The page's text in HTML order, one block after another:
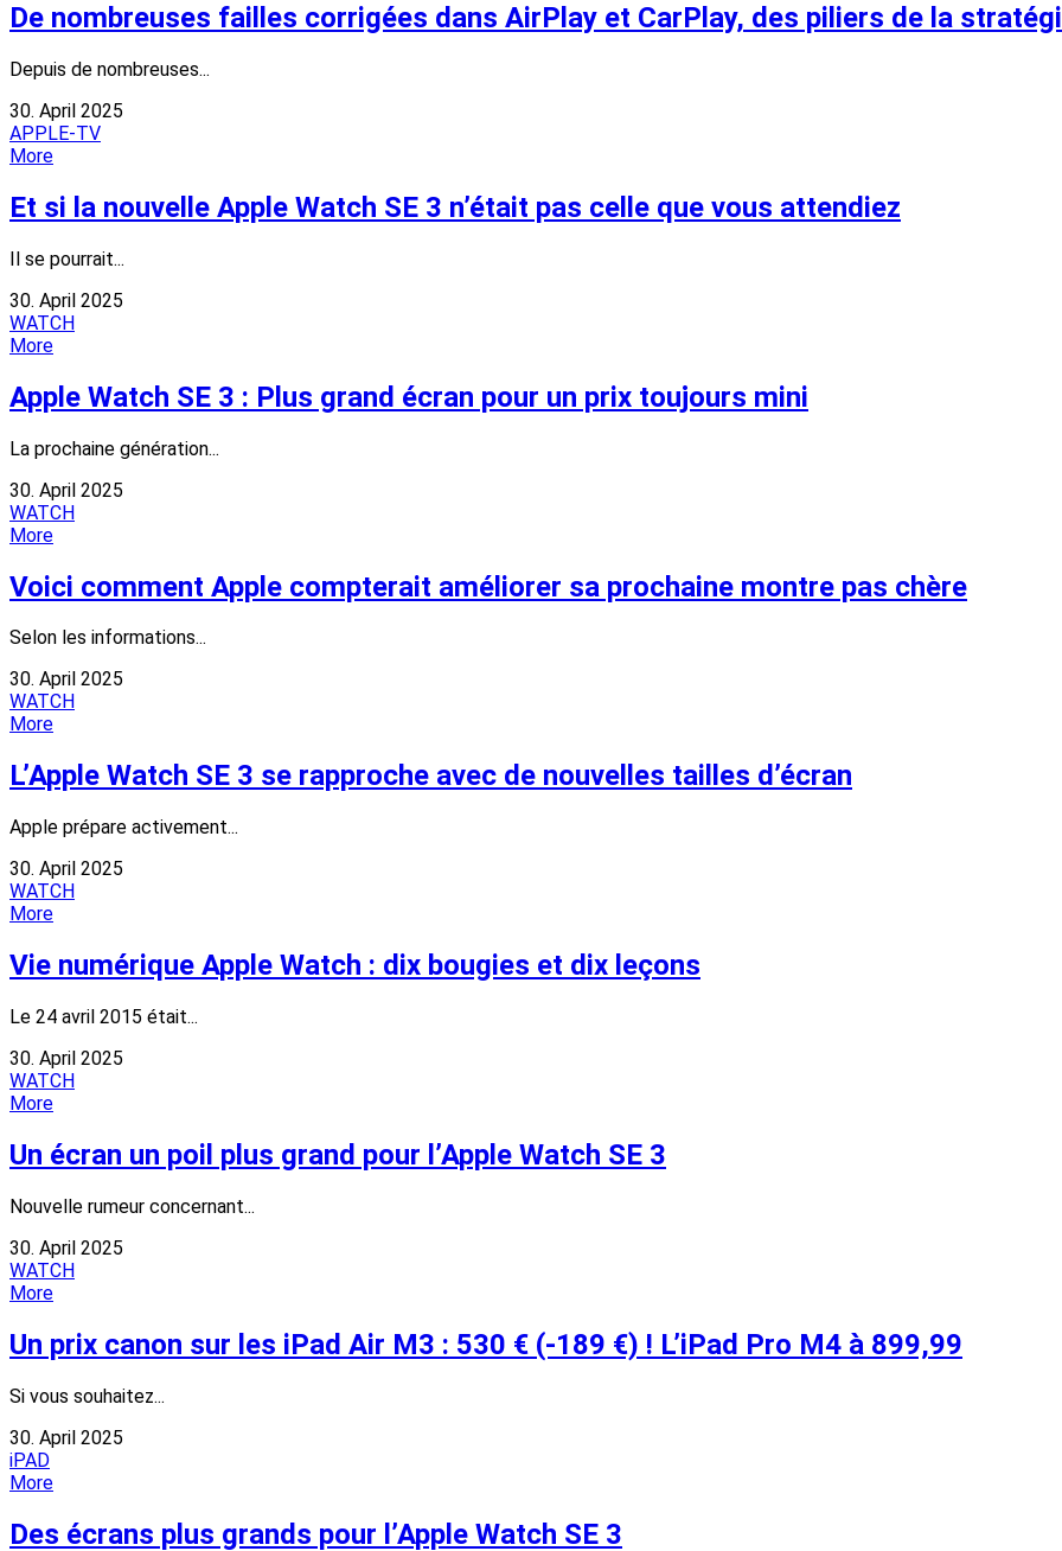
De nombreuses failles corrigées dans AirPlay et CarPlay, des piliers de la
Depuis de nombreuses...
30. April 2025
APPLE-TV
More
Et si la nouvelle Apple Watch SE 3 n’était pas celle que vous attendiez
Il se pourrait...
30. April 2025
WATCH
More
Apple Watch SE 3 : Plus grand écran pour un prix toujours mini
La prochaine génération...
30. April 2025
WATCH
More
Voici comment Apple compterait améliorer sa prochaine montre pas chère
Selon les informations...
30. April 2025
WATCH
More
L’Apple Watch SE 3 se rapproche avec de nouvelles tailles d’écran
Apple prépare activement...
30. April 2025
WATCH
More
Vie numérique Apple Watch : dix bougies et dix leçons
Le 24 avril 2015 était...
30. April 2025
WATCH
More
Un écran un poil plus grand pour l’Apple Watch SE 3
Nouvelle rumeur concernant...
30. April 2025
WATCH
More
Un prix canon sur les iPad Air M3 : 530 € (-189 €) ! L’iPad Pro M4 à 899,99
Si vous souhaitez...
30. April 2025
iPAD
More
Des écrans plus grands pour l’Apple Watch SE 3